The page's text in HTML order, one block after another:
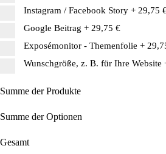
Instagram / Facebook Story + 29,75
Google Beitrag + 29,75 €
Exposémonitor - Themenfolie +
Wunschgröße, z. B. für Ihre Website
Summe der Produkte
Summe der Optionen
Gesamt